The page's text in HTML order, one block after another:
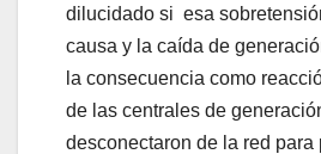
dilucidado si esa
causa y la caída de
la consecuencia como
de las centrales de
desconectaron de la red para